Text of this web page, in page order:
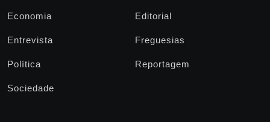
Economia Editorial
Entrevista Freguesias
Política Reportagem
Sociedade